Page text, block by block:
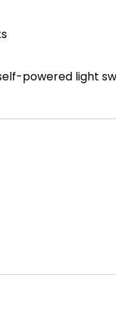
powered light